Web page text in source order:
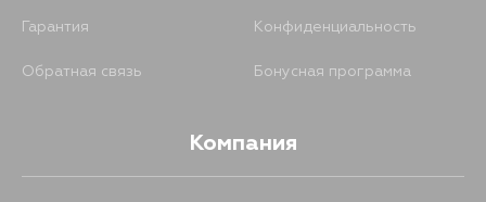
Гарантия Конфиденциальность
Обратная связь Бонусная программа
Компания